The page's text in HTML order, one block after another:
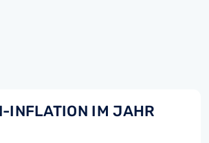
INFLATION IM JAHR